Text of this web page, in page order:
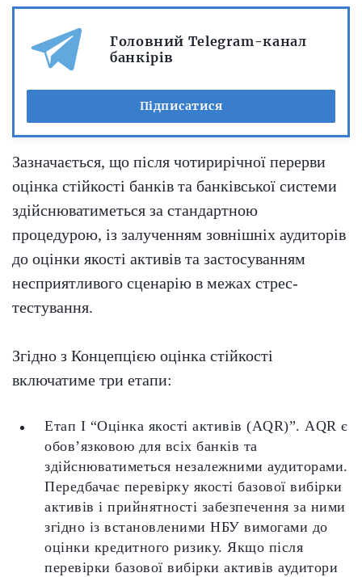
Головний Telegram-канал
банкірів
Підписатися
Зазначається, що після чотирирічної перерви
оцінка стійкості банків та банківської системи
здійснюватиметься за стандартною
процедурою, із залученням зовнішніх аудиторів
до оцінки якості активів та застосуванням
несприятливого сценарію в межах стрес-
тестування.
Згідно з Концепцією оцінка стійкості
включатиме три етапи:
Етап І “Оцінка якості активів (AQR)”. AQR є
обов’язковою для всіх банків та
здійснюватиметься незалежними аудиторами.
Передбачає перевірку якості базової вибірки
активів і прийнятності забезпечення за ними
згідно із встановленими НБУ вимогами до
оцінки кредитного ризику. Якщо після
перевірки базової вибірки активів аудитори